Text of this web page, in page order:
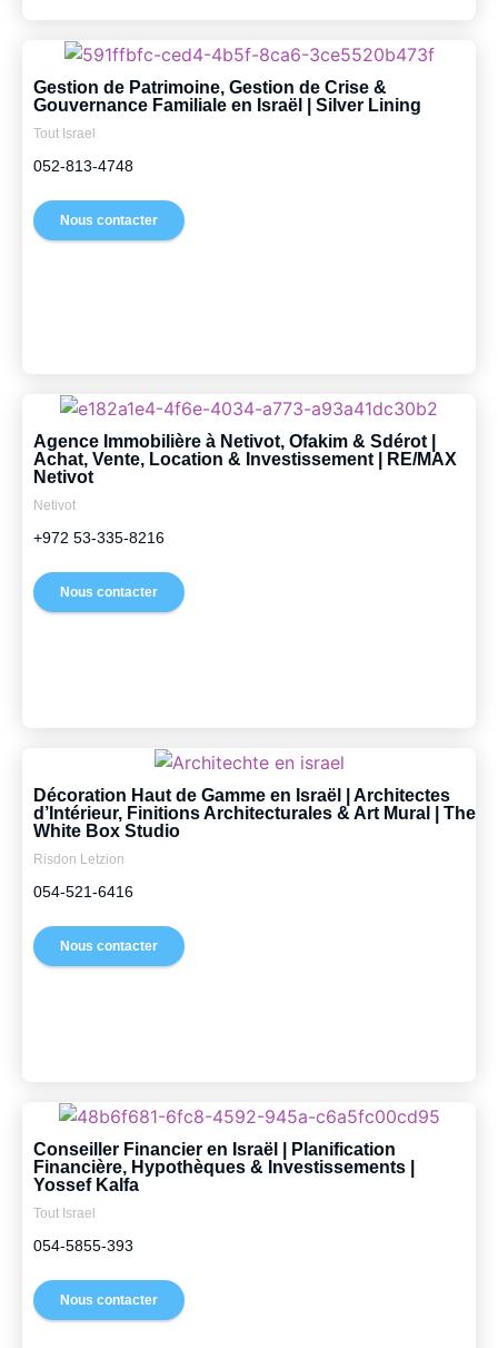
Gestion de Patrimoine, Gestion de Crise &
Gouvernance Familiale en Israël | Silver Lining
Tout Israel
052-813-4748
Nous contacter
Agence Immobilière à Netivot, Ofakim & Sdérot |
Achat, Vente, Location & Investissement | RE/MAX
Netivot
Netivot
+972 53-335-8216
Nous contacter
Décoration Haut de Gamme en Israël | Architectes
d’Intérieur, Finitions Architecturales & Art Mural | The
White Box Studio
Risdon Letzion
054-521-6416
Nous contacter
Conseiller Financier en Israël | Planification
Financière, Hypothèques & Investissements |
Yossef Kalfa
Tout Israel
054-5855-393
Nous contacter